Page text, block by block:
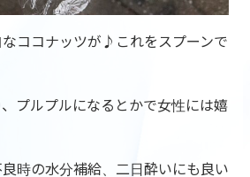
ココナッツが♪これをスプーンで
プルプルになるとかで女性には嬉
時の水分補給、二日酔いにも良い